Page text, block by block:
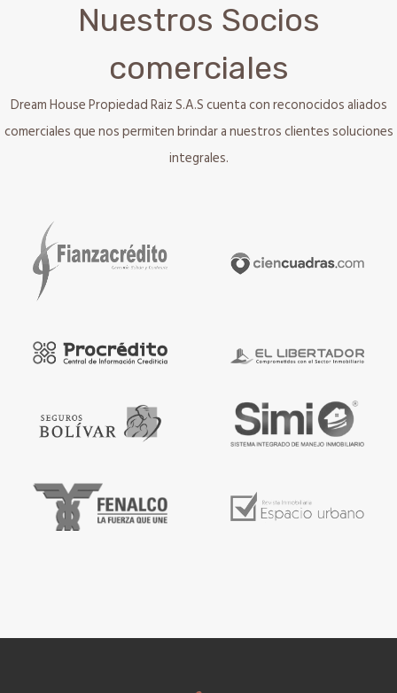
Nuestros Socios
comerciales
Dream House Propiedad Raiz S.A.S cuenta con reconocidos aliados
comerciales que nos permiten brindar a nuestros clientes soluciones
integrales.